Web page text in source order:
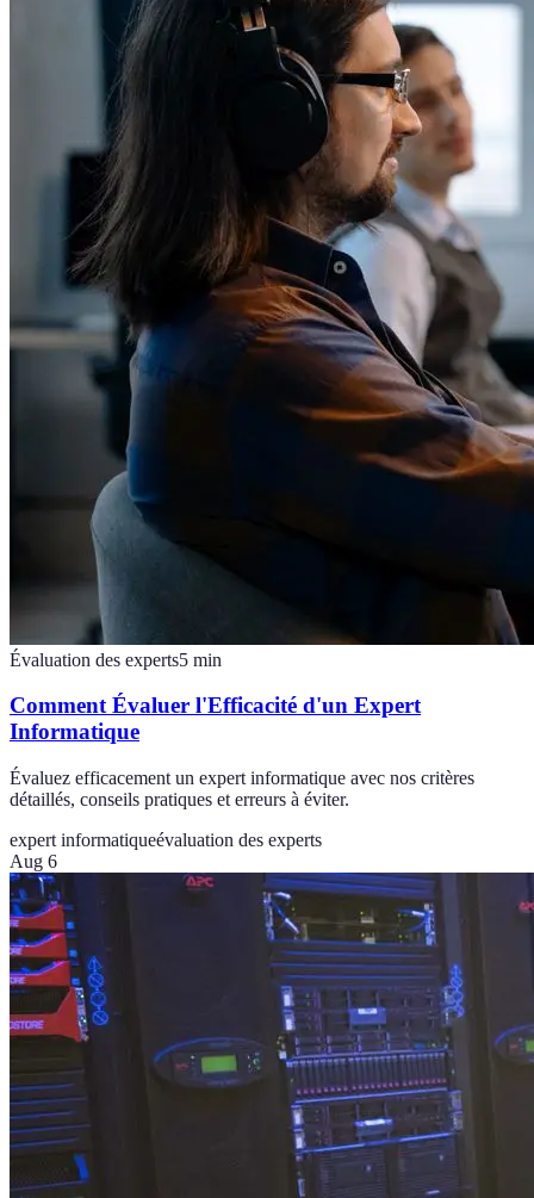
Évaluation des experts5 min
Comment Évaluer l'Efficacité d'un Expert
Informatique
Évaluez efficacement un expert informatique avec nos critères
détaillés, conseils pratiques et erreurs à éviter.
expert informatiqueévaluation des experts
Aug 6